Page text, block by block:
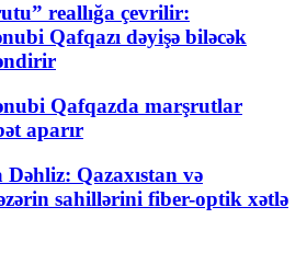
reallığa çevrilir:
Qafqazı dəyişə biləcək
Qafqazda marşrutlar
aparır
Qazaxıstan və
sahillərini fiber-optik xətlə